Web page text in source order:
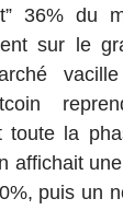
36% du
sur le
toute la
affichait
puis un